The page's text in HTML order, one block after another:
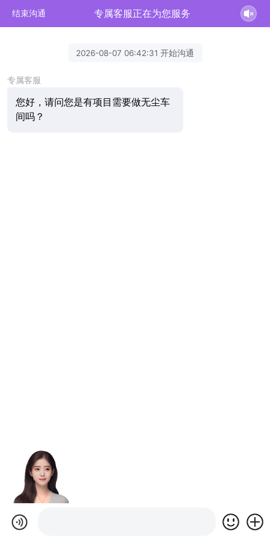
结束沟通 专属客服正在为您服务
2026-08-07 06:42:31 开始沟通
专属客服
您好，请问您是有项目需要做无尘车
间吗？